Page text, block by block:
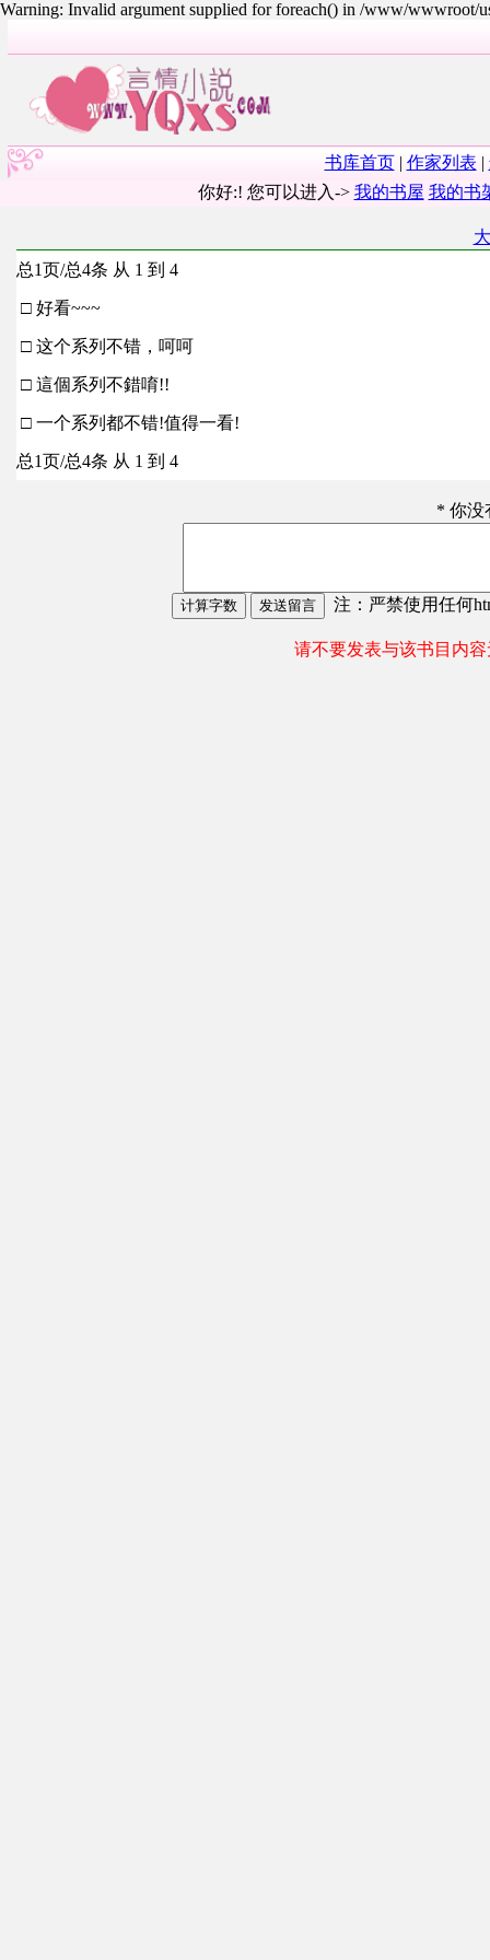
Warning: Invalid argument supplied for foreach() in /www/wwwroot/
书库首页| 作家列表 |
你好:! 您可以进入-> 我的书屋 我的书
总1页/总4条 从 1 到 4
□ 好看~~~
□ 这个系列不错，呵呵
□ 這個系列不錯唷!!
□ 一个系列都不错!值得一看!
总1页/总4条 从 1 到 4
* 你没
注：严禁使用任何
请不要发表与该书目内